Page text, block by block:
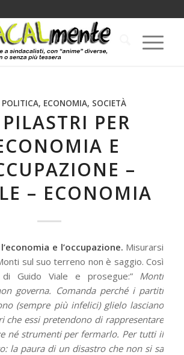
ECONOMIA, SOCIETÀ
PER
E
–
– ECONOMIA
e l’occupazione. Misurarsi
sul suo terreno non è saggio. Così
di Guido Viale e prosegue:” Monti
governa. Comanda perché i partiti
(sempre più infelici) glielo lasciano
che essi pretendono di rappresentare
né strumenti per fermarlo. Per tutti il
la paura di un disastro che non si sa